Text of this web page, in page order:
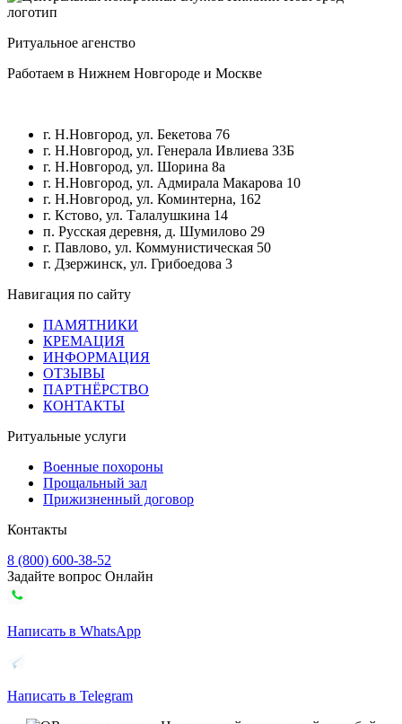
Ритуальное агенство
Работаем в Нижнем Новгороде и Москве
г. Н.Новгород, ул. Бекетова 76
г. Н.Новгород, ул. Генерала Ивлиева 33Б
г. Н.Новгород, ул. Шорина 8а
г. Н.Новгород, ул. Адмирала Макарова 10
г. Н.Новгород, ул. Коминтерна, 162
г. Кстово, ул. Талалушкина 14
п. Русская деревня, д. Шумилово 29
г. Павлово, ул. Коммунистическая 50
г. Дзержинск, ул. Грибоедова 3
Навигация по сайту
ПАМЯТНИКИ
КРЕМАЦИЯ
ИНФОРМАЦИЯ
ОТЗЫВЫ
ПАРТНЁРСТВО
КОНТАКТЫ
Ритуальные услуги
Военные похороны
Прощальный зал
Прижизненный договор
Контакты
8 (800) 600-38-52
Задайте вопрос Онлайн
Написать в WhatsApp
Написать в Telegram